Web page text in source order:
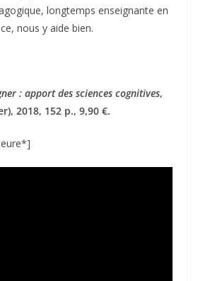
longtemps enseignante en
nous y aide bien.
: apport des sciences cognitives,
2018, 152 p., 9,90 €.